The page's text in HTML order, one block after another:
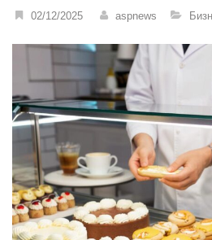
02/12/2025 aspnews